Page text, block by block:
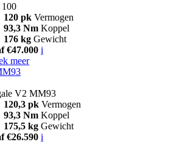
120 pk Vermogen
93,3 Nm Koppel
176 kg Gewicht
€47.000 i
meer
V2 MM93
120,3 pk Vermogen
93,3 Nm Koppel
175,5 kg Gewicht
€26.590 i